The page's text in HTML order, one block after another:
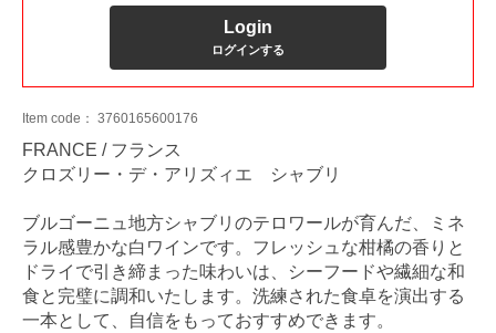
Login
ログインする
Item code： 3760165600176
FRANCE / フランス
クロズリー・デ・アリズィエ シャブリ
ブルゴーニュ地方シャブリのテロワールが育んだ、ミネ
ラル感豊かな白ワインです。フレッシュな柑橘の香りと
ドライで引き締まった味わいは、シーフードや繊細な和
食と完璧に調和いたします。洗練された食卓を演出する
一本として、自信をもっておすすめできます。